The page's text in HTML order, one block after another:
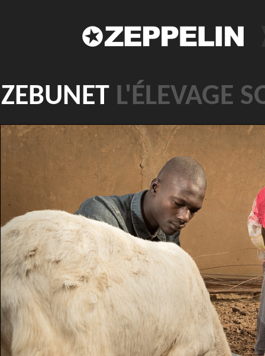
ZEBUNET L'ÉLEVAGE